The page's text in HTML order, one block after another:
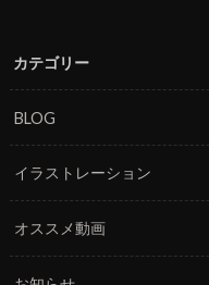
カテゴリー
BLOG
イラストレーション
オススメ動画